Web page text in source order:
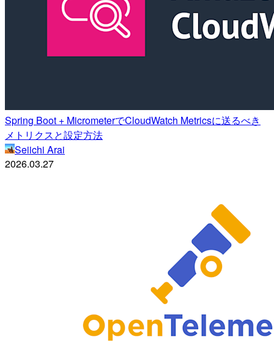
Spring Boot + MicrometerでCloudWatch Metricsに送るべき
メトリクスと設定方法
Seiichi Arai
2026.03.27